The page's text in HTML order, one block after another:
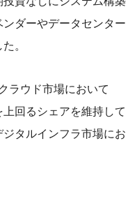
ダーやデータセンター
。
ラウド市場において
回るシェアを維持して
タルインフラ市場にお